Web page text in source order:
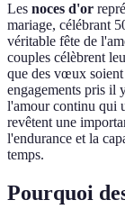
Les noces d'or
mariage, célébrant
véritable fête de
couples célèbrent
que des vœux
engagements pris il
l'amour continu qui
revêtent une
l'endurance et la
temps.
Pourquoi